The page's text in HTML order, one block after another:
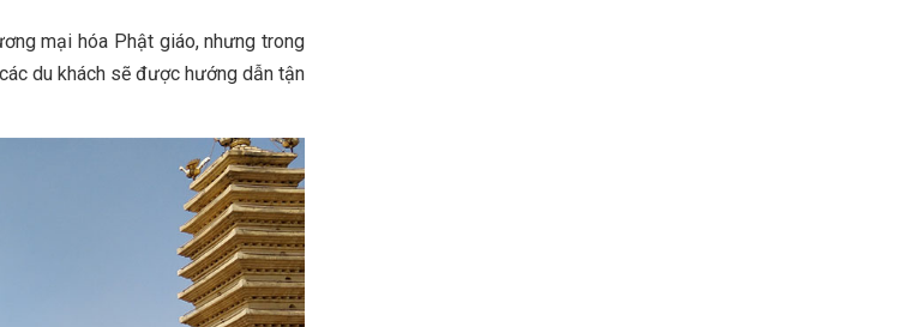
mại hóa Phật giáo, nhưng trong
du khách sẽ được hướng dẫn tận